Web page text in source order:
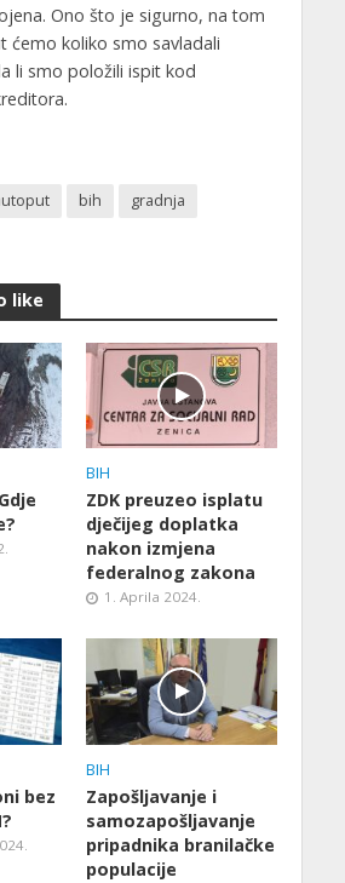
Ono što je sigurno, na tom
ćemo koliko smo savladali
li smo položili ispit kod
bih
gradnja
like
BIH
ZDK preuzeo isplatu
dječijeg doplatka
nakon izmjena
federalnog zakona
1. Aprila 2024.
bez
BIH
Zapošljavanje i
samozapošljavanje
pripadnika branilačke
populacije